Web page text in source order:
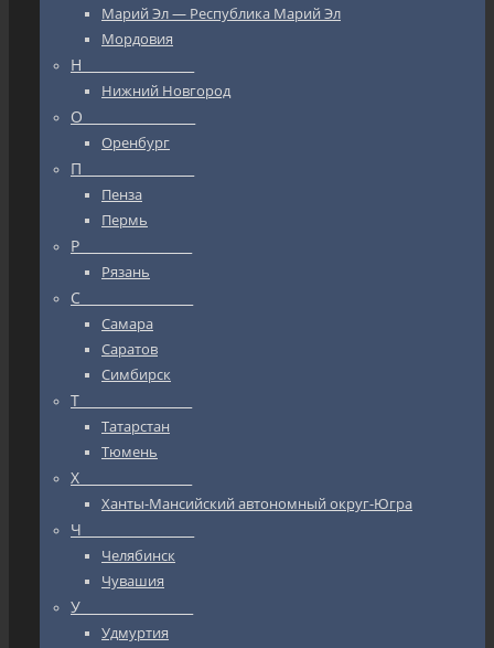
Марий Эл — Республика Марий Эл
Мордовия
Н_________________
Нижний Новгород
О_________________
Оренбург
П_________________
Пенза
Пермь
Р_________________
Рязань
С_________________
Самара
Саратов
Симбирск
Т_________________
Татарстан
Тюмень
Х_________________
Ханты-Мансийский автономный округ-Югра
Ч_________________
Челябинск
Чувашия
У_________________
Удмуртия